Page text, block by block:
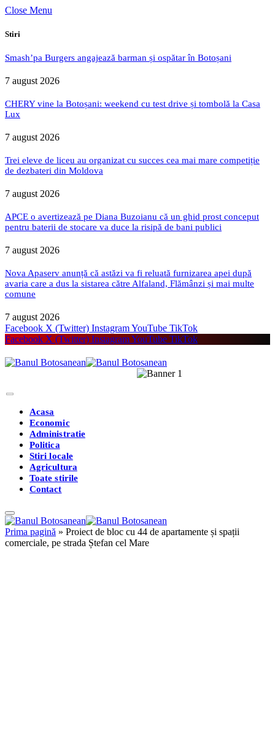
Close Menu
Stiri
Smash’pa Burgers angajează barman și ospătar în Botoșani
7 august 2026
CHERY vine la Botoșani: weekend cu test drive și tombolă la Casa
Lux
7 august 2026
Trei eleve de liceu au organizat cu succes cea mai mare competiție
de dezbateri din Moldova
7 august 2026
APCE o avertizează pe Diana Buzoianu că un ghid prost conceput
pentru baterii de stocare va duce la risipă de bani publici
7 august 2026
Nova Apaserv anunță că astăzi va fi reluată furnizarea apei după
avaria care a dus la sistarea către Alfaland, Flămânzi și mai multe
comune
7 august 2026
Facebook X (Twitter) InstagramYouTube TikTok
Facebook X (Twitter) InstagramYouTube TikTok
Acasa
Economic
Administratie
Politica
Stiri locale
Agricultura
Toate stirile
Contact
Prima pagină » Proiect de bloc cu 44 de apartamente și spații
comerciale, pe strada Ștefan cel Mare